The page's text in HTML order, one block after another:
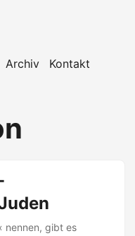
Archiv Kontakt
nennen, gibt es